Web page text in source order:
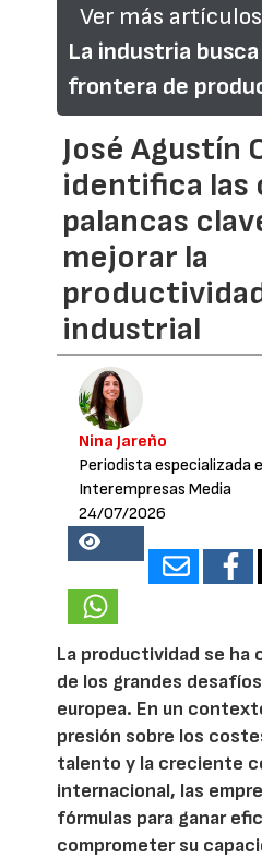
Ver más
La industria
frontera de
José Agustín
identifica las
palancas
mejorar la
industrial
Nina Jareño
Periodista especializada
Interempresas Media
24/07/2026
19289
La productividad se ha
de los grandes
europea. En un
presión sobre los
talento y la creciente
internacional, las
fórmulas para ganar
comprometer su